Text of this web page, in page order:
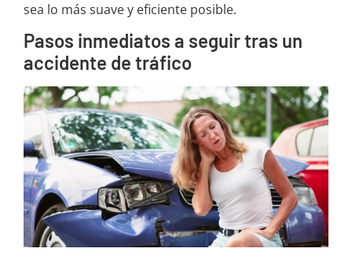
sea lo más suave y eficiente posible.
Pasos inmediatos a seguir tras un
accidente de tráfico